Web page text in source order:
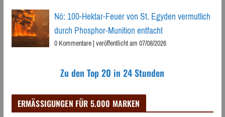
Nö: 100-Hektar-Feuer von St. Egyden vermutlich
durch Phosphor-Munition entfacht
0 Kommentare|veröffentlicht am 07/08/2026
Zu den Top 20 in 24 Stunden
ERMÄSSIGUNGEN FÜR 5.000 MARKEN